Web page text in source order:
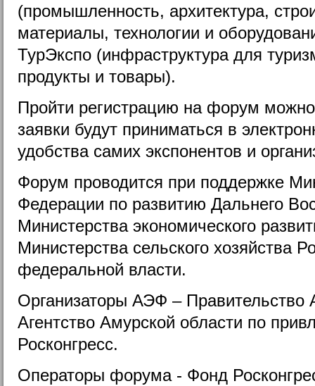
(промышленность, архитектура,
материалы, технологии и
ТурЭкспо (инфраструктура для
продукты и товары).
Пройти регистрацию на форум
заявки будут приниматься в
удобства самих экспонентов и
Форум проводится при поддержке
Федерации по развитию Дальнего
Министерства экономического
Министерства сельского хозяйства
федеральной власти.
Организаторы АЭФ – Правительство
Агентство Амурской области по
Росконгресс.
Операторы форума - Фонд